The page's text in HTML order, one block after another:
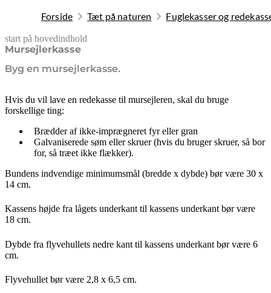
Forside Tæt på naturen Fuglekasser og
start på hovedindhold
Mursejlerkasse
Byg en mursejlerkasse.
senest opdateret 9. februar 2026
Hvis du vil lave en redekasse til mursejleren, skal du bruge
forskellige ting:
Brædder af ikke-imprægneret fyr eller gran
Galvaniserede søm eller skruer (hvis du bruger skruer, så bor
for, så træet ikke flækker).
Bundens indvendige minimumsmål (bredde x dybde) bør være 30 x
14 cm.
Kassens højde fra lågets underkant til kassens underkant bør være
18 cm.
Dybde fra flyvehullets nedre kant til kassens underkant bør være 6
cm.
Flyvehullet bør være 2,8 x 6,5 cm.